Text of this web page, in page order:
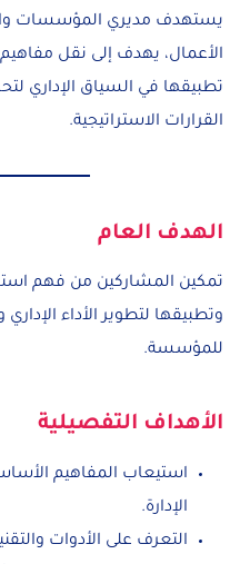
يستهدف مديري المؤسسات
الأعمال، يهدف إلى نقل
تطبيقها في السياق الإداري
القرارات الاستراتيجية.
الهدف العام
تمكين المشاركين من فهم
وتطبيقها لتطوير الأداء
للمؤسسة.
الأهداف التفصيلية
استيعاب المفاهيم
الإدارة.
التعرف على الأدوات